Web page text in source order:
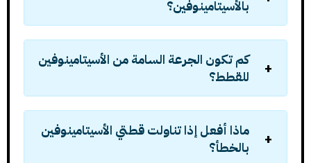
بالأسيتامينوفين؟
كم تكون الجرعة السامة من الأسيتامينوفين
للقطط؟
ماذا أفعل إذا تناولت قطتي الأسيتامينوفين
بالخطأ؟